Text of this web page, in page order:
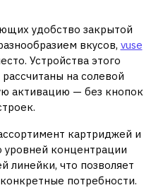
удобство закрытой
вкусов, vuse
Устройства этого
на солевой
активацию — без кнопок
картриджей и
уровней концентрации
линейки, что позволяет
потребности.